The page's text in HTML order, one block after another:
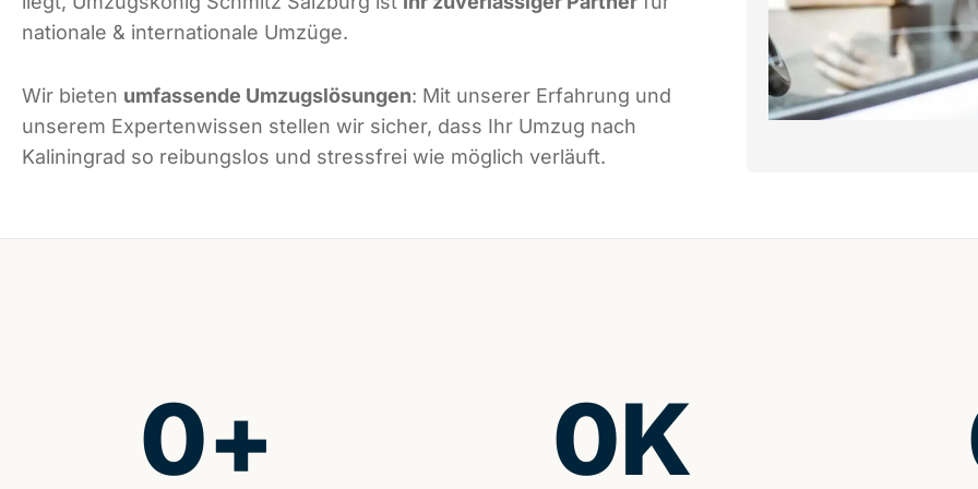
nationale & internationale Umzüge.
Wir bieten umfassende Umzugslösungen: Mit unserer Erfahrung und
unserem Expertenwissen stellen wir sicher, dass Ihr Umzug nach
Kaliningrad so reibungslos und stressfrei wie möglich verläuft.
0+ 0K